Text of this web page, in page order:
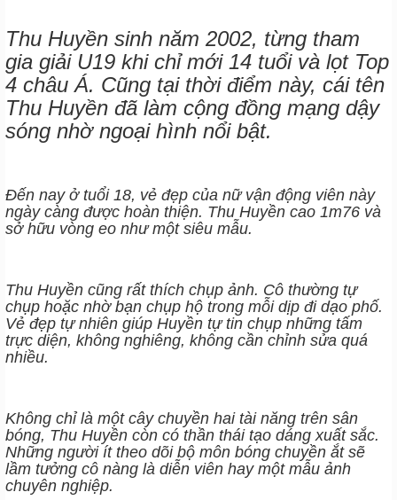
Thu Huyền sinh năm 2002, từng tham
gia giải U19 khi chỉ mới 14 tuổi và lọt Top
4 châu Á. Cũng tại thời điểm này, cái tên
Thu Huyền đã làm cộng đồng mạng dậy
sóng nhờ ngoại hình nổi bật.
Đến nay ở tuổi 18, vẻ đẹp của nữ vận động viên này
ngày càng được hoàn thiện. Thu Huyền cao 1m76 và
sở hữu vòng eo như một siêu mẫu.
Thu Huyền cũng rất thích chụp ảnh. Cô thường tự
chụp hoặc nhờ bạn chụp hộ trong mỗi dịp đi dạo phố.
Vẻ đẹp tự nhiên giúp Huyền tự tin chụp những tấm
trực diện, không nghiêng, không cần chỉnh sửa quá
nhiều.
Không chỉ là một cây chuyền hai tài năng trên sân
bóng, Thu Huyền còn có thần thái tạo dáng xuất sắc.
Những người ít theo dõi bộ môn bóng chuyền ắt sẽ
lầm tưởng cô nàng là diễn viên hay một mẫu ảnh
chuyên nghiệp.